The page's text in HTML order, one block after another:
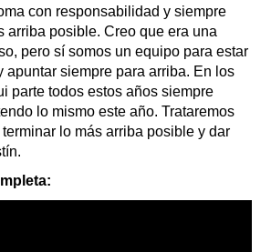
con responsabilidad y siempre
arriba posible. Creo que era una
pero sí somos un equipo para estar
apuntar siempre para arriba. En los
parte todos estos años siempre
lo mismo este año. Trataremos
lo más arriba posible y dar